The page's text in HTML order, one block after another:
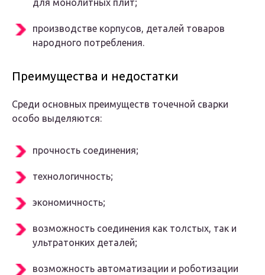
для монолитных плит;
производстве корпусов, деталей товаров
народного потребления.
Преимущества и недостатки
Среди основных преимуществ точечной сварки
особо выделяются:
прочность соединения;
технологичность;
экономичность;
возможность соединения как толстых, так и
ультратонких деталей;
возможность автоматизации и роботизации